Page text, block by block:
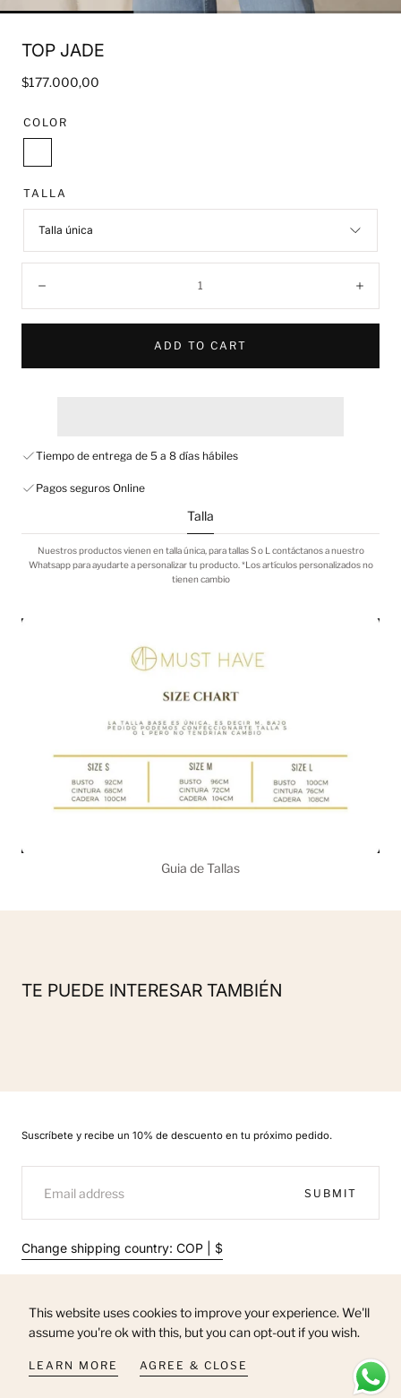
This website uses cookies to improve your experience. We'll
assume you're ok with this, but you can opt-out if you wish.
LEARN MORE AGREE & CLOSE
media
in
TOP JADE
Regular
$177.000,00
COLOR
TALLA
Talla única
ADD TO CART
Tiempo de entrega de 5 a 8 días hábiles
Pagos seguros Online
Talla
Nuestros productos vienen en talla única, para tallas S o L contáctanos a nuestro
Whatsapp para ayudarte a personalizar tu producto. *Los artículos personalizados no
tienen cambio
Guia de Tallas
TE PUEDE INTERESAR TAMBIÉN
Suscríbete y recibe un 10% de descuento en tu próximo pedido.
SUBMIT
Change shipping country: COP | $
© 2026 - All rights reserved. MUST HAVE